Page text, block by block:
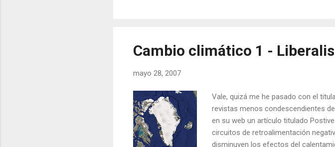
Cambio climático 1 -
mayo 28, 2007
Vale, quizá me he pasado con el
revistas menos condescendientes
en su web un artículo titulado
circuitos de retroalimentación
disminuyen los efectos del